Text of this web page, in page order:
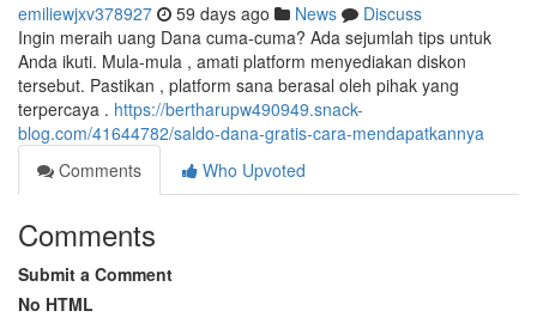
emiliewjxv378927 59 days ago News
Discuss
Ingin meraih uang Dana cuma-cuma? Ada sejumlah tips untuk
Anda ikuti. Mula-mula , amati platform menyediakan diskon
tersebut. Pastikan , platform sana berasal oleh pihak yang
terpercaya . https://bertharupw490949.snack-
blog.com/41644782/saldo-dana-gratis-cara-mendapatkannya
Comments
Who Upvoted
Comments
Submit a Comment
No HTML